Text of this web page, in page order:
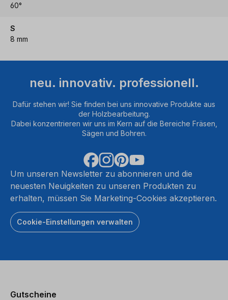
60°
S
8 mm
neu. innovativ. professionell.
Dafür stehen wir! Sie finden bei uns innovative Produkte aus
der Holzbearbeitung.
Dabei konzentrieren wir uns im Kern auf die Bereiche Fräsen,
Sägen und Bohren.
Um unseren Newsletter zu abonnieren und die
neuesten Neuigkeiten zu unseren Produkten zu
erhalten, müssen Sie Marketing-Cookies akzeptieren.
Cookie-Einstellungen verwalten
Gutscheine